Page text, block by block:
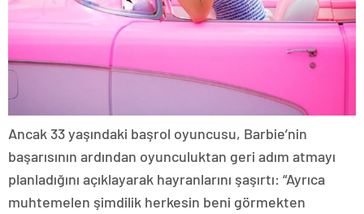
Ancak 33 yaşındaki başrol oyuncusu, Barbie’nin
başarısının ardından oyunculuktan geri adım atmayı
planladığını açıklayarak hayranlarını şaşırtı: “Ayrıca
muhtemelen şimdilik herkesin beni görmekten